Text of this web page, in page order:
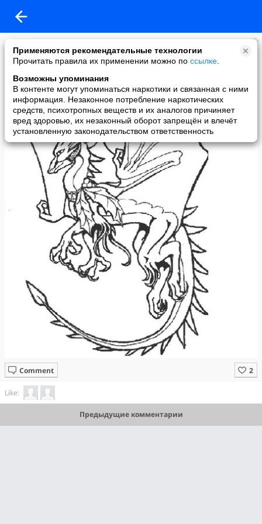
Применяются рекомендательные технологии
Прочитать правила их применении можно по ссылке
Возможны упоминания
В контенте могут упоминаться наркотики и связанная с ними
информация. Незаконное потребление наркотических
средств, психотропных веществ и их аналогов причиняет
вред здоровью, их незаконный оборот запрещён и влечёт
установленную законодательством ответственность
Мурзилка
added a photo
02 Nov в 17:33
Comment
Like:
Предыдущие комментарии